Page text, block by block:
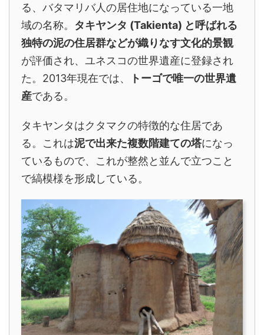
る、バタマリバ人の居住地になっている一地
域の名称。 タキヤンタ (Takienta) と呼ばれる
独特の泥の住居群などが織りなす文化的景観
が評価され、ユネスコの世界遺産に登録され
た。2013年現在では、
トーゴで唯一の世界遺
産である。
タキヤンタはクタマクの特徴的な住居であ
る。これは泥で出来た複数階建ての塔になっ
ているもので、これが整然と並んで立つこと
で縞模様を形成している。